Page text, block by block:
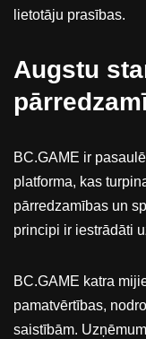
lietotāju prasības.
Augstu
BC.GAME ir
platforma, kas
pārredzamības un
principi ir iestrādāti
BC.GAME katra
pamatvērtības,
saistībām.